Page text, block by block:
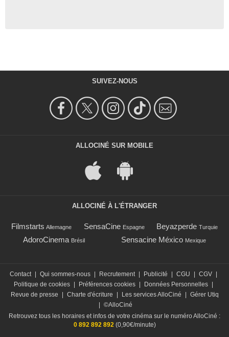
SUIVEZ-NOUS
ALLOCINÉ SUR MOBILE
ALLOCINÉ À L'ÉTRANGER
Filmstarts Allemagne SensaCine Espagne Beyazperde Turquie
AdoroCinema Brésil Sensacine México Mexique
Contact | Qui sommes-nous | Recrutement | Publicité | CGU | CGV |
Politique de cookies | Préférences cookies | Données Personnelles |
Revue de presse
| Charte d'écriture | Les services AlloCiné | Gérer Utiq
| ©AlloCiné
Retrouvez tous les horaires et infos de votre cinéma sur le numéro AlloCiné :
0 892 892 892 (0,90€/minute)